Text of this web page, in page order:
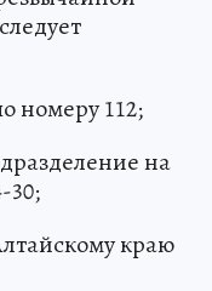
номеру 112;
на
30;
краю